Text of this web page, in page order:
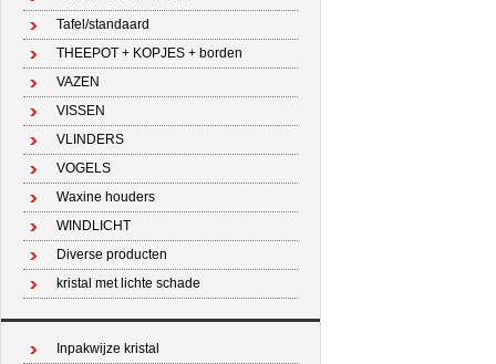
Tafel/standaard
THEEPOT + KOPJES + borden
VAZEN
VISSEN
VLINDERS
VOGELS
Waxine houders
WINDLICHT
Diverse producten
kristal met lichte schade
Inpakwijze kristal